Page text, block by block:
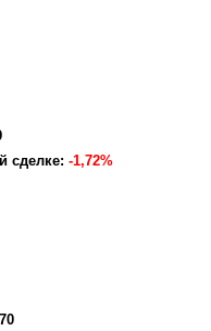
сделке: -1,72%